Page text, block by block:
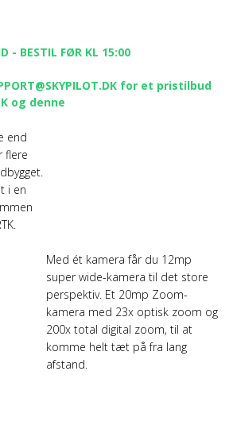
- BESTIL FØR KL 15:00
for et pristilbud
og denne
end
flere
i en
Med ét kamera får du 12mp
super wide-kamera til det store
perspektiv. Et 20mp Zoom-
kamera med 23x optisk zoom og
200x total digital zoom, til at
komme helt tæt på fra lang
afstand.